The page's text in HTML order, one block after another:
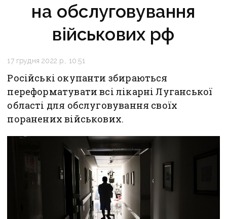
на обслуговування
військових рф
17 грудня 2022 р., 10:51
Російські окупанти збираються
переформатувати всі лікарні Луганської
області для обслуговування своїх
поранених військових.